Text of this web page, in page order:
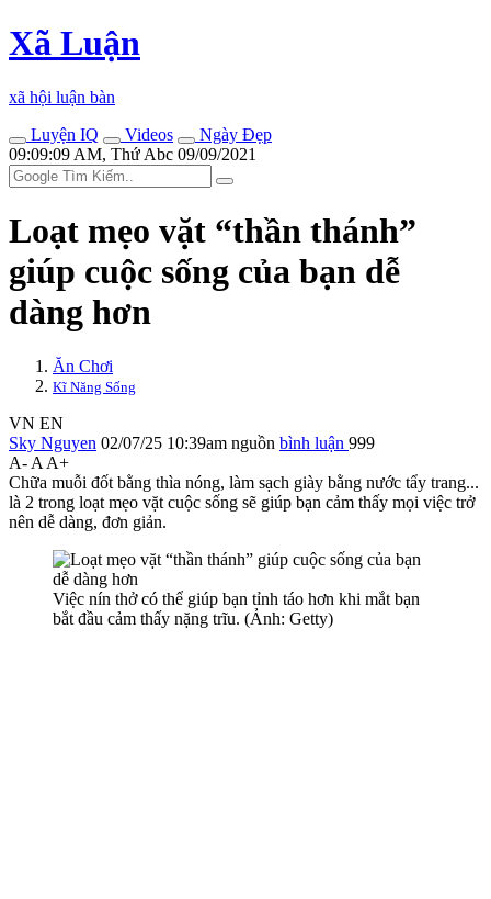
Xã Luận
xã hội luận bàn
Luyện IQ
Videos
Ngày Đẹp
09:09:09 AM, Thứ Abc 09/09/2021
Loạt mẹo vặt “thần thánh”
giúp cuộc sống của bạn dễ
dàng hơn
Ăn Chơi
Kĩ Năng Sống
VN EN
Sky Nguyen 02/07/25 10:39am nguồn bình luận 999
A- A A+
Chữa muỗi đốt bằng thìa nóng, làm sạch giày bằng nước tẩy trang...
là 2 trong loạt mẹo vặt cuộc sống sẽ giúp bạn cảm thấy mọi việc trở
nên dễ dàng, đơn giản.
Việc nín thở có thể giúp bạn tỉnh táo hơn khi mắt bạn
bắt đầu cảm thấy nặng trĩu. (Ảnh: Getty)